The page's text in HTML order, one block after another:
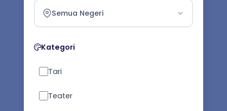
Semua Negeri
Kategori
Tari
Teater